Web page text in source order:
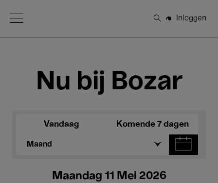
Open Menu
Zoeken
Inloggen
Nu bij Bozar
Vandaag Komende 7 dagen
Maand
Maandag 11 Mei 2026